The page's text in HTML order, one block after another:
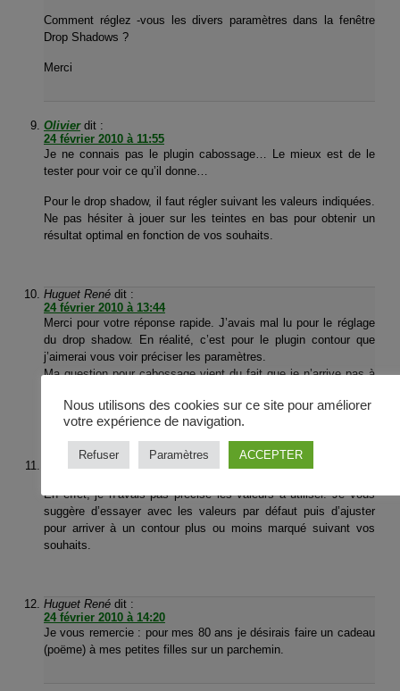
Comment réglez -vous les divers paramètres dans la fenêtre
Drop Shadows ?
Merci
Olivier dit :
24 février 2010 à 11:55
Je ne connais pas le plugin cabossage… Le mieux est de le
tester pour voir ce qu’il donne…
Pour le drop shadow, il faut régler suivant les valeurs indiquées.
Ne pas hésiter à jouer sur les teintes en bas pour obtenir un
résultat optimal en fonction de vos souhaits.
Huguet René dit :
24 février 2010 à 13:44
Merci pour votre réponse rapide. J’avais mal lu pour le réglage
du drop shadow. En réalité, c’est pour le plugin contour que
j’aimerai vous voir préciser les paramètres.
Ma question pour cabossage vient du fait que je n’arrive pas à
dent.
Olivier dit :
En effet, je n’avais pas précisé les valeurs à utiliser. Je vous
suggère d’essayer avec les valeurs par défaut puis d’ajuster
pour arriver à un contour plus ou moins marqué suivant vos
souhaits.
Huguet René dit :
24 février 2010 à 14:20
Je vous remercie : pour mes 80 ans je désirais faire un cadeau
(poëme) à mes petites filles sur un parchemin.
Nous utilisons des cookies sur ce site pour améliorer
votre expérience de navigation.
Refuser Paramètres ACCEPTER